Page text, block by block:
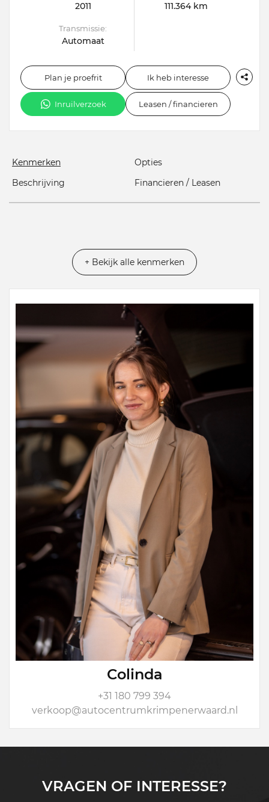
2011 111.364 km
Transmissie:
Automaat
Plan je proefrit Ik heb interesse
Inruilverzoek Leasen / financieren
Kenmerken
Opties
Beschrijving
Financieren / Leasen
+ Bekijk alle kenmerken
Colinda
+31 180 799 394
verkoop@autocentrumkrimpenerwaard.nl
VRAGEN OF INTERESSE?